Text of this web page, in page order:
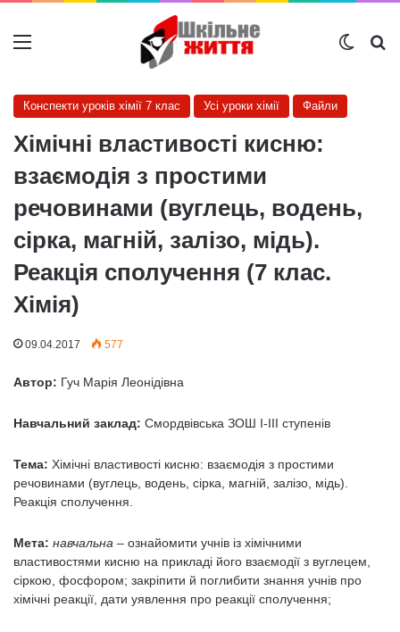
Меню
Конспекти уроків хімії 7 клас Усі уроки хімії Файли
Хімічні властивості кисню:
взаємодія з простими
речовинами (вуглець, водень,
сірка, магній, залізо, мідь).
Реакція сполучення (7 клас.
Хімія)
09.04.2017 577
Автор: Гуч Марія Леонідівна
Навчальний заклад: Смордвівська ЗОШ І-ІІІ ступенів
Тема: Хімічні властивості кисню: взаємодія з простими
речовинами (вуглець, водень, сірка, магній, залізо, мідь).
Реакція сполучення.
Мета: навчальна – ознайомити учнів із хімічними
властивостями кисню на прикладі його взаємодії з вуглецем,
сіркою, фосфором; закріпити й поглибити знання учнів про
хімічні реакції, дати уявлення про реакції сполучення;